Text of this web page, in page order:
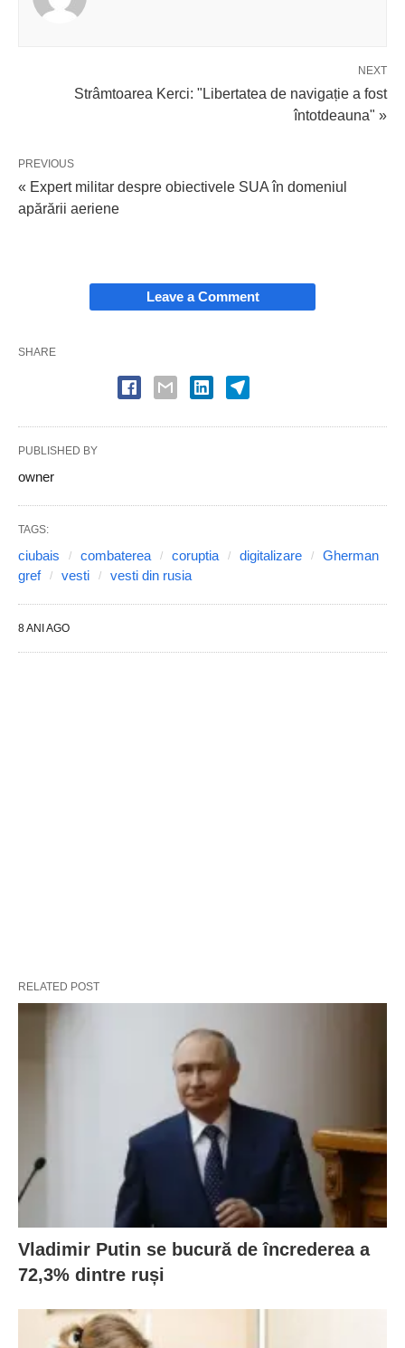
NEXT
Strâmtoarea Kerci: "Libertatea de navigație a fost
întotdeauna" »
PREVIOUS
« Expert militar despre obiectivele SUA în domeniul
apărării aeriene
Leave a Comment
SHARE
PUBLISHED BY
owner
TAGS:
ciubais combaterea coruptia digitalizare
Gherman
gref
vesti vesti din rusia
8 ANI AGO
RELATED POST
Vladimir Putin se bucură de încrederea a
72,3% dintre ruși